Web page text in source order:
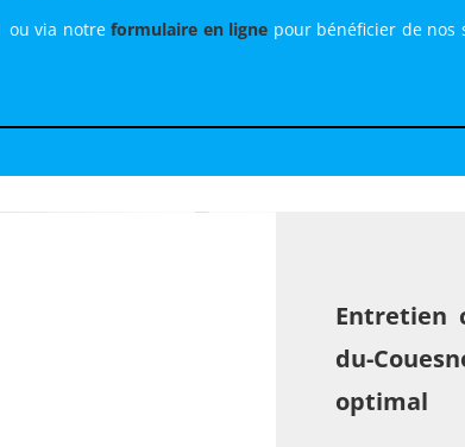
ou via notreformulaire en ligne pour bénéficier de nos
Entretien
du-
optimal